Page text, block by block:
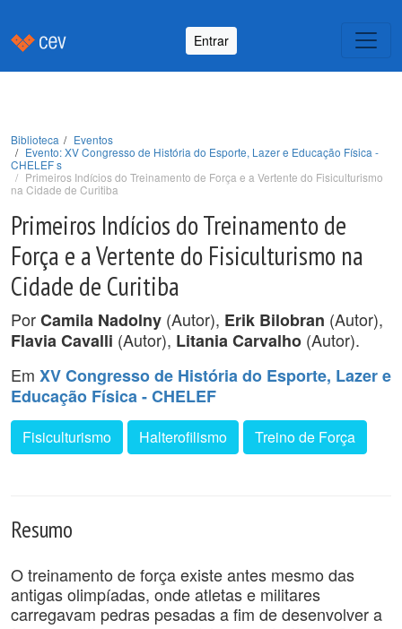
Entrar
Biblioteca
Eventos
Evento: XV Congresso de História do Esporte, Lazer e Educação Física -
CHELEF s
Primeiros Indícios do Treinamento de Força e a Vertente do Fisiculturismo
na Cidade de Curitiba
Primeiros Indícios do Treinamento de
Força e a Vertente do Fisiculturismo na
Cidade de Curitiba
PorCamila Nadolny (Autor), Erik Bilobran (Autor),
Flavia Cavalli (Autor), Litania Carvalho (Autor).
Em XV Congresso de História do Esporte, Lazer e
Educação Física - CHELEF
Fisiculturismo Halterofilismo Treino de Força
Resumo
O treinamento de força existe antes mesmo das
antigas olimpíadas, onde atletas e militares
carregavam pedras pesadas a fim de desenvolver a